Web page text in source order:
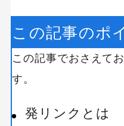
この記事のポ
この記事でおさえて
す。
発リンクとは